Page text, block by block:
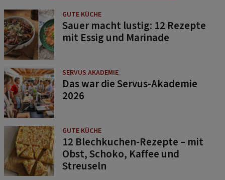
GUTE KÜCHE
Sauer macht lustig: 12 Rezepte
mit Essig und Marinade
SERVUS AKADEMIE
Das war die Servus-Akademie
2026
GUTE KÜCHE
12 Blechkuchen-Rezepte – mit
Obst, Schoko, Kaffee und
Streuseln